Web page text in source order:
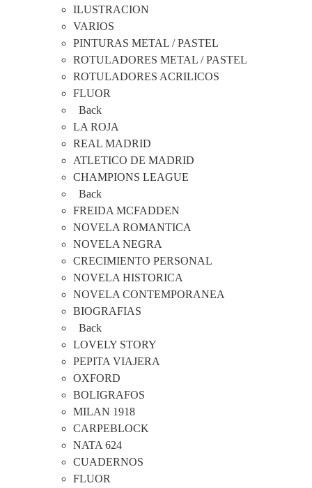
ILUSTRACION
VARIOS
PINTURAS METAL / PASTEL
ROTULADORES METAL / PASTEL
ROTULADORES ACRILICOS
FLUOR
Back
LA ROJA
REAL MADRID
ATLETICO DE MADRID
CHAMPIONS LEAGUE
Back
FREIDA MCFADDEN
NOVELA ROMANTICA
NOVELA NEGRA
CRECIMIENTO PERSONAL
NOVELA HISTORICA
NOVELA CONTEMPORANEA
BIOGRAFIAS
Back
LOVELY STORY
PEPITA VIAJERA
OXFORD
BOLIGRAFOS
MILAN 1918
CARPEBLOCK
NATA 624
CUADERNOS
FLUOR